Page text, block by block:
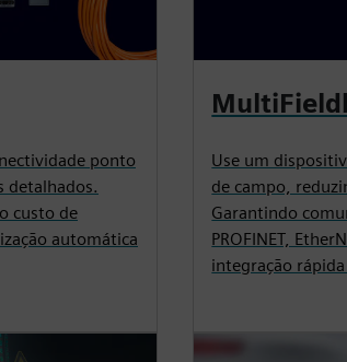
ponto
detalhados.
custo de
automática
Use um
de campo,
Garantindo
PROFINET,
integração